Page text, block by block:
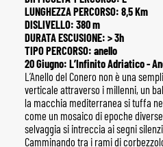
LUNGHEZZA PERCORSO: 8,5 Km
DISLIVELLO: 380 m
DURATA ESCUSIONE: > 3h
TIPO PERCORSO: anello
20 Giugno: L’Infinito Adriatico -
L’Anello del Conero non è una
verticale attraverso i millenni, un
la macchia mediterranea si tuffa
come un mosaico di epoche
selvaggia si intreccia ai segni
Camminando tra i rami di